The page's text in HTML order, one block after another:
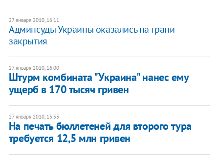
27 января 2010, 16:11
Админсуды Украины оказались на грани
закрытия
27 января 2010, 16:00
Штурм комбината "Украина" нанес ему
ущерб в 170 тысяч гривен
27 января 2010, 15:53
На печать бюллетеней для второго тура
требуется 12,5 млн гривен